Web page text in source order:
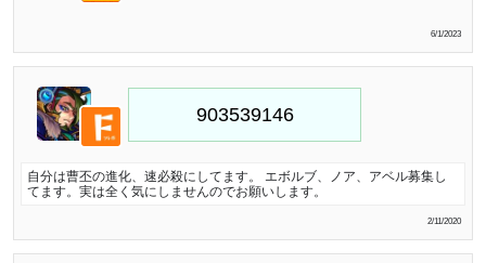
6/1/2023
自分は曹丕の進化、速必殺にしてます。 エボルブ、ノア、アベル募集し
てます。実は全く気にしませんのでお願いします。
2/11/2020